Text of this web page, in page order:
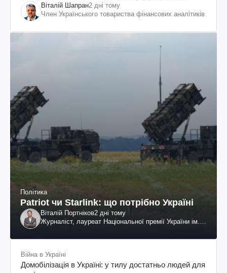
Віталій Шапран2 дні тому
Член Українського товариства фінансових аналітиків
Політика
Patriot чи Starlink: що потрібно Україні
Віталій Портніков2 дні тому
Журналіст, лауреат Національної премії України ім.
Війна в Україні
Домобілізація в Україні: у тилу достатньо людей для